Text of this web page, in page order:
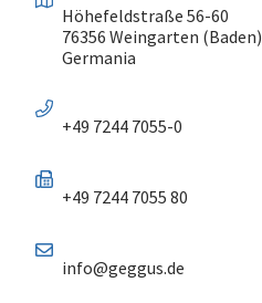
Höhefeldstraße 56-60
76356 Weingarten (Baden)
Germania
+49 7244 7055-0
+49 7244 7055 80
info@geggus.de